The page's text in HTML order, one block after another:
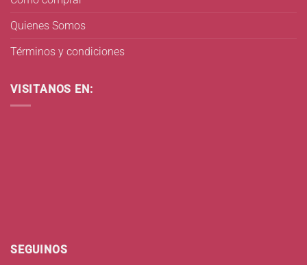
Quienes Somos
Términos y condiciones
VISITANOS EN:
SEGUINOS